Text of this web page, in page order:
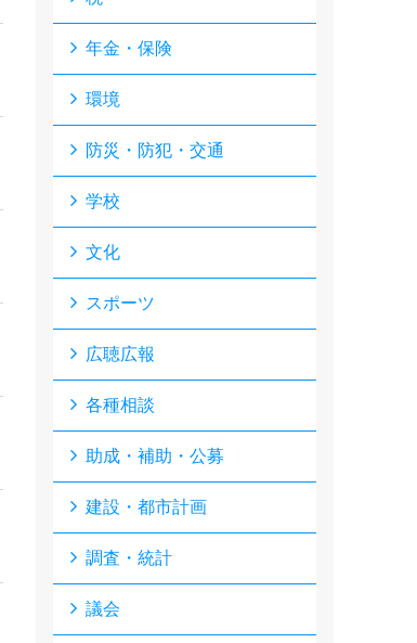
年金・保険
環境
防災・防犯・交通
学校
文化
スポーツ
広聴広報
各種相談
助成・補助・公募
建設・都市計画
調査・統計
議会